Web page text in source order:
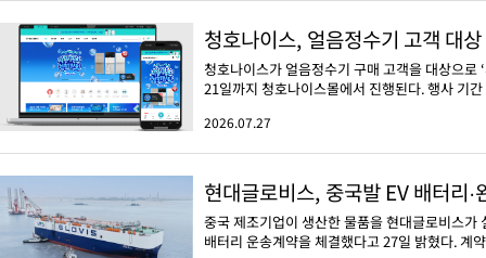
청호나이스, 얼음정수기 고객 대상
청호나이스가 얼음정수기 구매 고객을 대상으로
21일까지 청호나이스몰에서 진행된다. 행사 기
2026.07.27
현대글로비스, 중국발 EV 배터리·
중국 제조기업이 생산한 물품을 현대글로비스
배터리 운송계약을 체결했다고 27일 밝혔다. 계